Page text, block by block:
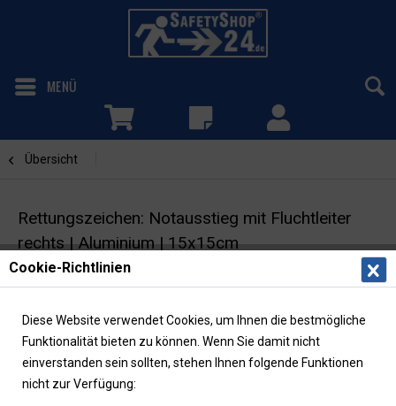
MENÜ
Übersicht
Rettungszeichen: Notausstieg mit Fluchtleiter
rechts | Aluminium | 15x15cm
Cookie-Richtlinien
Diese Website verwendet Cookies, um Ihnen die bestmögliche
Funktionalität bieten zu können. Wenn Sie damit nicht
einverstanden sein sollten, stehen Ihnen folgende Funktionen
nicht zur Verfügung: